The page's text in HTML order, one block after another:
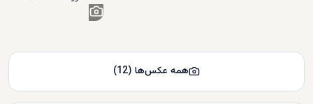
همه عکس‌ها (
12
)